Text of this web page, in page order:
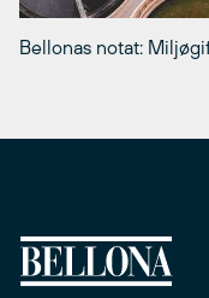
Bellonas notat: